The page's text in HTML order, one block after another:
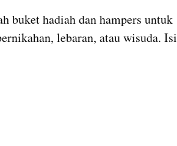
buket hadiah dan hampers untuk
lebaran, atau wisuda. Isi